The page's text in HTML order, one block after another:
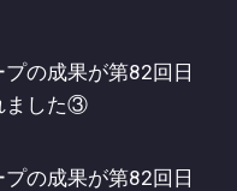
の成果が第82回日
ました③
の成果が第82回日